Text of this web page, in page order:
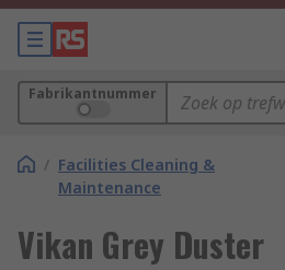
Fabrikantnummer
/ Facilities Cleaning &
Maintenance
Vikan Grey Duster